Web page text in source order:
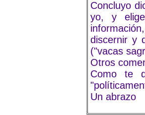
Concluyo
yo, y
discernir y
("vacas
Otros
Como te
Un abrazo